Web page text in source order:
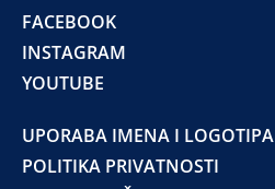
FACEBOOK
INSTAGRAM
YOUTUBE
UPORABA IMENA I LOGOTIPA
POLITIKA PRIVATNOSTI